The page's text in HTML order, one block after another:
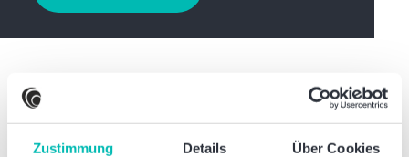
Zustimmung Details Über Cookies
Waren diese Informationen hilfreich?